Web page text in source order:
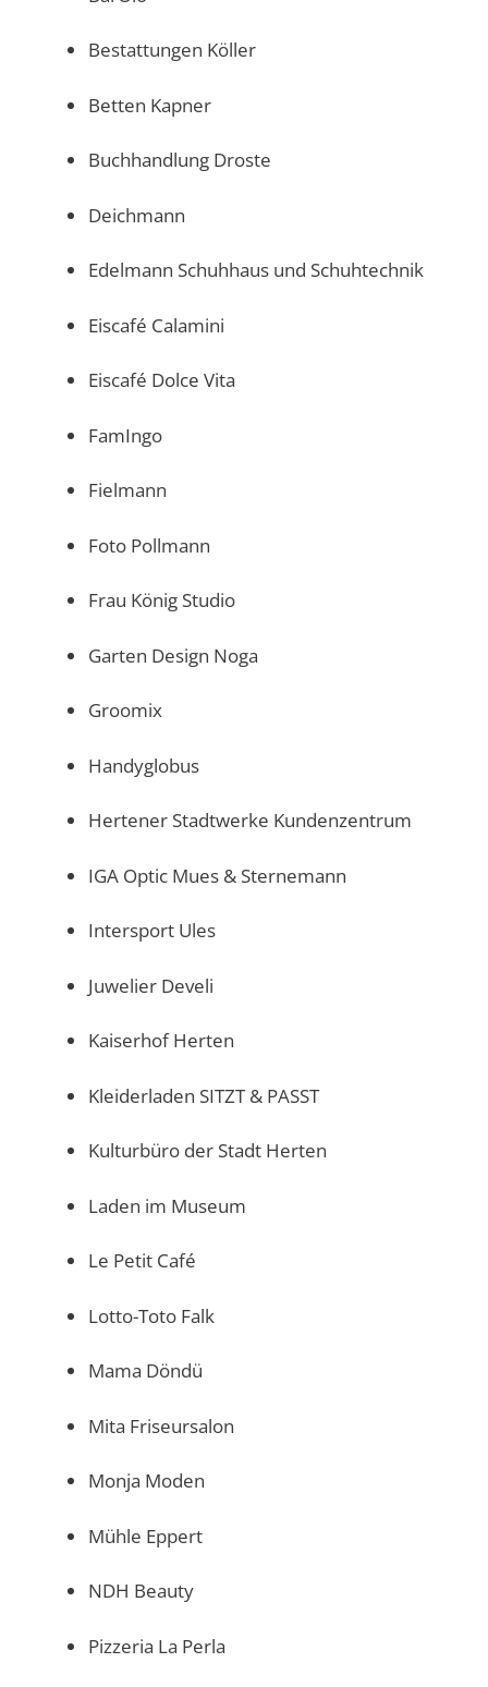
Bestattungen Köller
Betten Kapner
Buchhandlung Droste
Deichmann
Edelmann Schuhhaus und Schuhtechnik
Eiscafé Calamini
Eiscafé Dolce Vita
FamIngo
Fielmann
Foto Pollmann
Frau König Studio
Garten Design Noga
Groomix
Handyglobus
Hertener Stadtwerke Kundenzentrum
IGA Optic Mues & Sternemann
Intersport Ules
Juwelier Develi
Kaiserhof Herten
Kleiderladen SITZT & PASST
Kulturbüro der Stadt Herten
Laden im Museum
Le Petit Café
Lotto-Toto Falk
Mama Döndü
Mita Friseursalon
Monja Moden
Mühle Eppert
NDH Beauty
Pizzeria La Perla